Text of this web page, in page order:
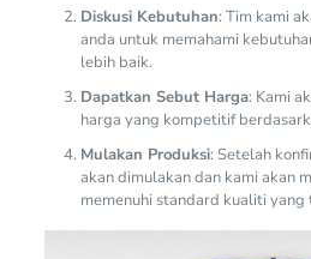
Diskusi Kebutuhan: Tim kami
anda untuk memahami
lebih baik.
Dapatkan Sebut Harga: Kami
harga yang kompetitif
Mulakan Produksi: Setelah
akan dimulakan dan kami akan
memenuhi standard kualiti yang